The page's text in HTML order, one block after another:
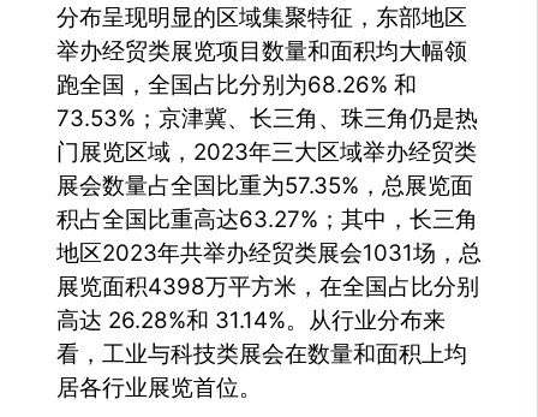
分布呈现明显的区域集聚特征，东部地区
举办经贸类展览项目数量和面积均大幅领
跑全国，全国占比分别为68.26% 和
73.53%；京津冀、长三角、珠三角仍是热
门展览区域，2023年三大区域举办经贸类
展会数量占全国比重为57.35%，总展览面
积占全国比重高达63.27%；其中，长三角
地区2023年共举办经贸类展会1031场，总
展览面积4398万平方米，在全国占比分别
高达 26.28%和 31.14%。从行业分布来
看，工业与科技类展会在数量和面积上均
居各行业展览首位。